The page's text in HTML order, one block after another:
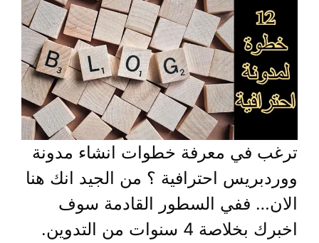
ترغب في معرفة خطوات انشاء مدونة
ووردبريس احترافية ؟ من الجيد انك هنا
الان… ففي السطور القادمة سوف
اخبرك بخلاصة 4 سنوات من التدوين.